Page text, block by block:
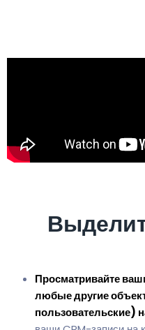
Просматривайте
любые другие
пользовательские)